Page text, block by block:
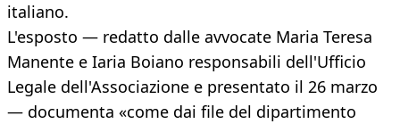
italiano.
L'esposto — redatto dalle avvocate Maria Teresa
Manente e Iaria Boiano responsabili dell'Ufficio
Legale dell'Associazione e presentato il 26 marzo
— documenta «come dai file del dipartimento